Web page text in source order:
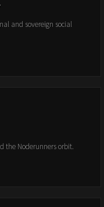
and sovereign social
the Noderunners orbit.